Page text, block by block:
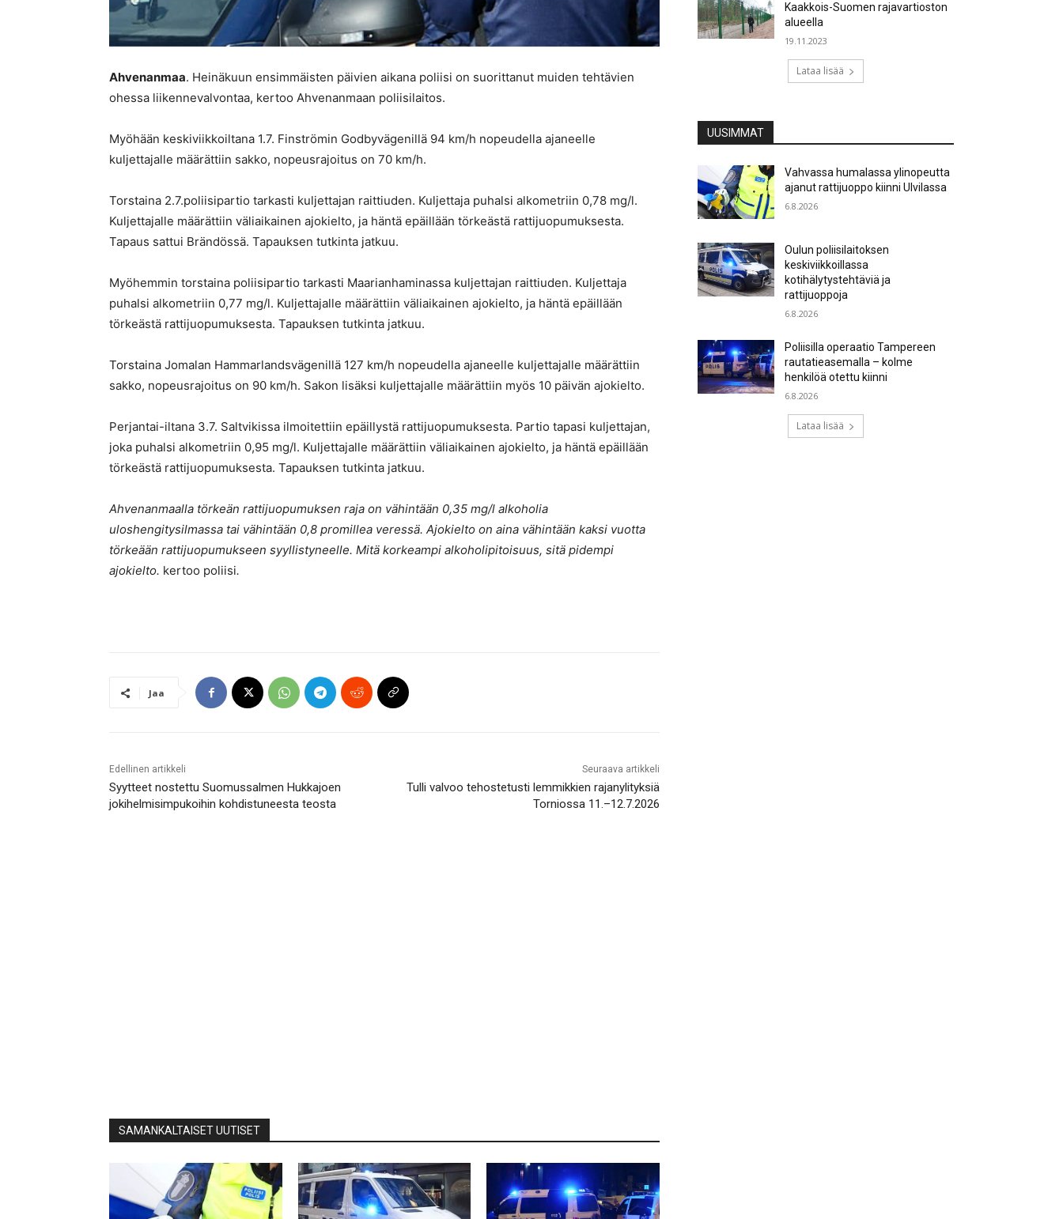
Ahvenanmaa. Heinäkuun ensimmäisten päivien aikana poliisi on suorittanut muiden tehtävien
ohessa liikennevalvontaa, kertoo Ahvenanmaan poliisilaitos.
Myöhään keskiviikkoiltana 1.7. Finströmin Godbyvägenillä 94 km/h nopeudella ajaneelle
kuljettajalle määrättiin sakko, nopeusrajoitus on 70 km/h.
Torstaina 2.7.poliisipartio tarkasti kuljettajan raittiuden. Kuljettaja puhalsi alkometriin 0,78 mg/l.
Kuljettajalle määrättiin väliaikainen ajokielto, ja häntä epäillään törkeästä rattijuopumuksesta.
Tapaus sattui Brändössä. Tapauksen tutkinta jatkuu.
Myöhemmin torstaina poliisipartio tarkasti Maarianhaminassa kuljettajan raittiuden. Kuljettaja
puhalsi alkometriin 0,77 mg/l. Kuljettajalle määrättiin väliaikainen ajokielto, ja häntä epäillään
törkeästä rattijuopumuksesta. Tapauksen tutkinta jatkuu.
Torstaina Jomalan Hammarlandsvägenillä 127 km/h nopeudella ajaneelle kuljettajalle määrättiin
sakko, nopeusrajoitus on 90 km/h. Sakon lisäksi kuljettajalle määrättiin myös 10 päivän ajokielto.
Perjantai-iltana 3.7. Saltvikissa ilmoitettiin epäillystä rattijuopumuksesta. Partio tapasi kuljettajan,
joka puhalsi alkometriin 0,95 mg/l. Kuljettajalle määrättiin väliaikainen ajokielto, ja häntä epäillään
törkeästä rattijuopumuksesta. Tapauksen tutkinta jatkuu.
Ahvenanmaalla törkeän rattijuopumuksen raja on vähintään 0,35 mg/l alkoholia
uloshengitysilmassa tai vähintään 0,8 promillea veressä. Ajokielto on aina vähintään kaksi vuotta
törkeään rattijuopumukseen syyllistyneelle. Mitä korkeampi alkoholipitoisuus, sitä pidempi
ajokielto. kertoo poliisi.
Jaa
Edellinen artikkeli
Syytteet nostettu Suomussalmen Hukkajoen
jokihelmisimpukoihin kohdistuneesta teosta
Seuraava artikkeli
Tulli valvoo tehostetusti lemmikkien rajanylityksiä
Torniossa 11.–12.7.2026
SAMANKALTAISET UUTISET
Kaakkois-Suomen rajavartioston
alueella
19.11.2023
Lataa lisää
UUSIMMAT
Vahvassa humalassa ylinopeutta
ajanut rattijuoppo kiinni Ulvilassa
6.8.2026
Oulun poliisilaitoksen
keskiviikkoillassa
kotihälytystehtäviä ja
rattijuoppoja
6.8.2026
Poliisilla operaatio Tampereen
rautatieasemalla – kolme
henkilöä otettu kiinni
6.8.2026
Lataa lisää